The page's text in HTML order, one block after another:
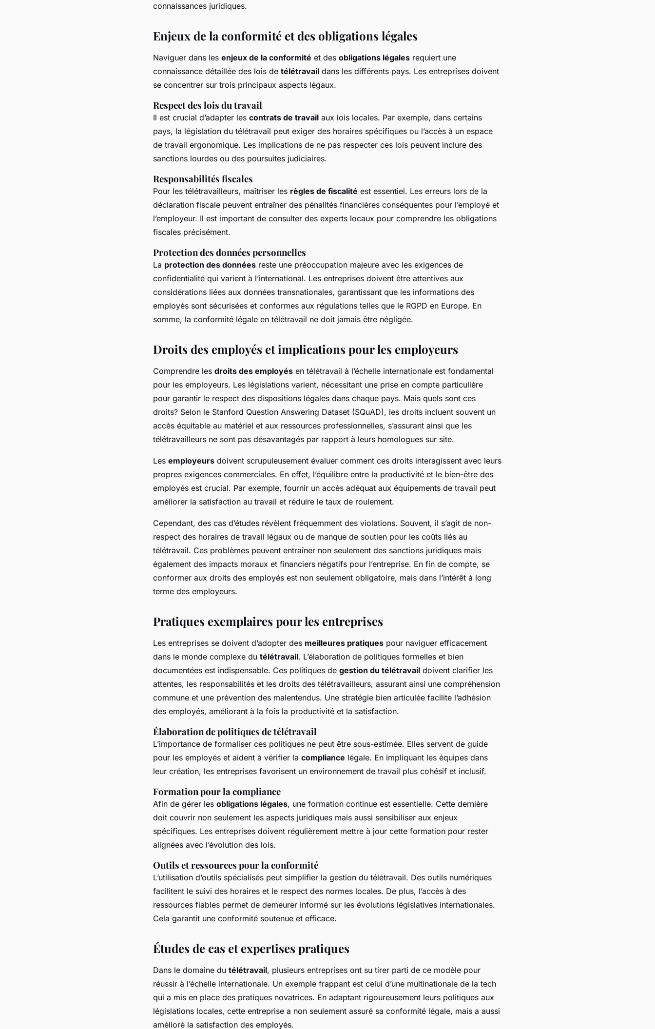
connaissances juridiques.
Enjeux de la conformité et des obligations légales
Naviguer dans les enjeux de la conformité et des obligations légales requiert une
connaissance détaillée des lois de télétravail dans les différents pays. Les entreprises doivent
se concentrer sur trois principaux aspects légaux.
Respect des lois du travail
Il est crucial d’adapter les contrats de travail aux lois locales. Par exemple, dans certains
pays, la législation du télétravail peut exiger des horaires spécifiques ou l’accès à un espace
de travail ergonomique. Les implications de ne pas respecter ces lois peuvent inclure des
sanctions lourdes ou des poursuites judiciaires.
Responsabilités fiscales
Pour les télétravailleurs, maîtriser les règles de fiscalité est essentiel. Les erreurs lors de la
déclaration fiscale peuvent entraîner des pénalités financières conséquentes pour l’employé et
l’employeur. Il est important de consulter des experts locaux pour comprendre les obligations
fiscales précisément.
Protection des données personnelles
La protection des données reste une préoccupation majeure avec les exigences de
confidentialité qui varient à l’international. Les entreprises doivent être attentives aux
considérations liées aux données transnationales, garantissant que les informations des
employés sont sécurisées et conformes aux régulations telles que le RGPD en Europe. En
somme, la conformité légale en télétravail ne doit jamais être négligée.
Droits des employés et implications pour les employeurs
Comprendre les droits des employés en télétravail à l’échelle internationale est fondamental
pour les employeurs. Les législations varient, nécessitant une prise en compte particulière
pour garantir le respect des dispositions légales dans chaque pays. Mais quels sont ces
droits? Selon le Stanford Question Answering Dataset (SQuAD), les droits incluent souvent un
accès équitable au matériel et aux ressources professionnelles, s’assurant ainsi que les
télétravailleurs ne sont pas désavantagés par rapport à leurs homologues sur site.
Les employeurs doivent scrupuleusement évaluer comment ces droits interagissent avec leurs
propres exigences commerciales. En effet, l’équilibre entre la productivité et le bien-être des
employés est crucial. Par exemple, fournir un accès adéquat aux équipements de travail peut
améliorer la satisfaction au travail et réduire le taux de roulement.
Cependant, des cas d’études révèlent fréquemment des violations. Souvent, il s’agit de non-
respect des horaires de travail légaux ou de manque de soutien pour les coûts liés au
télétravail. Ces problèmes peuvent entraîner non seulement des sanctions juridiques mais
également des impacts moraux et financiers négatifs pour l’entreprise. En fin de compte, se
conformer aux droits des employés est non seulement obligatoire, mais dans l’intérêt à long
terme des employeurs.
Pratiques exemplaires pour les entreprises
Les entreprises se doivent d’adopter des meilleures pratiques pour naviguer efficacement
dans le monde complexe du télétravail. L’élaboration de politiques formelles et bien
documentées est indispensable. Ces politiques de gestion du télétravail doivent clarifier les
attentes, les responsabilités et les droits des télétravailleurs, assurant ainsi une compréhension
commune et une prévention des malentendus. Une stratégie bien articulée facilite l’adhésion
des employés, améliorant à la fois la productivité et la satisfaction.
Élaboration de politiques de télétravail
L’importance de formaliser ces politiques ne peut être sous-estimée. Elles servent de guide
pour les employés et aident à vérifier la compliance légale. En impliquant les équipes dans
leur création, les entreprises favorisent un environnement de travail plus cohésif et inclusif.
Formation pour la compliance
Afin de gérer les obligations légales, une formation continue est essentielle. Cette dernière
doit couvrir non seulement les aspects juridiques mais aussi sensibiliser aux enjeux
spécifiques. Les entreprises doivent régulièrement mettre à jour cette formation pour rester
alignées avec l’évolution des lois.
Outils et ressources pour la conformité
L’utilisation d’outils spécialisés peut simplifier la gestion du télétravail. Des outils numériques
facilitent le suivi des horaires et le respect des normes locales. De plus, l’accès à des
ressources fiables permet de demeurer informé sur les évolutions législatives internationales.
Cela garantit une conformité soutenue et efficace.
Études de cas et expertises pratiques
Dans le domaine du télétravail, plusieurs entreprises ont su tirer parti de ce modèle pour
réussir à l’échelle internationale. Un exemple frappant est celui d’une multinationale de la tech
qui a mis en place des pratiques novatrices. En adaptant rigoureusement leurs politiques aux
législations locales, cette entreprise a non seulement assuré sa conformité légale, mais a aussi
amélioré la satisfaction des employés.